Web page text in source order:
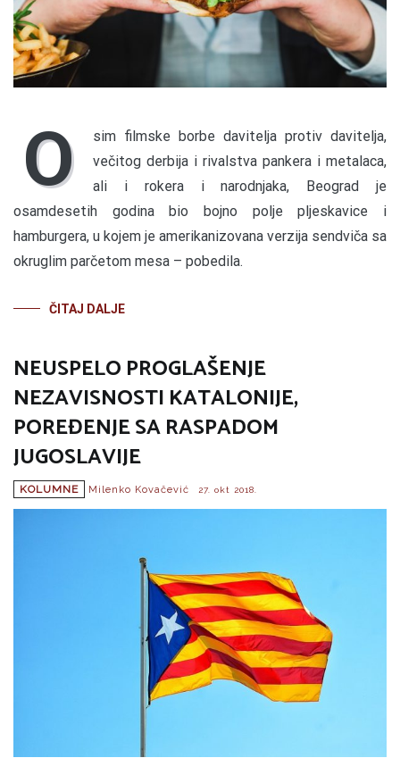
O
sim filmske borbe davitelja protiv davitelja,
večitog derbija i rivalstva pankera i metalaca,
ali i rokera i narodnjaka, Beograd je
osamdesetih godina bio bojno polje pljeskavice i
hamburgera, u kojem je amerikanizovana verzija sendviča sa
okruglim parčetom mesa – pobedila.
ČITAJ DALJE
NEUSPELO PROGLAŠENJE
NEZAVISNOSTI KATALONIJE,
POREĐENJE SA RASPADOM
JUGOSLAVIJE
KOLUMNE Milenko Kovačević 27. okt 2018.